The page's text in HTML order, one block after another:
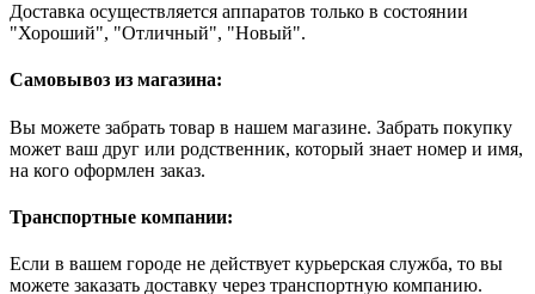
Доставка осуществляется аппаратов только в состоянии
"Хороший", "Отличный", "Новый".
Самовывоз из магазина:
Вы можете забрать товар в нашем магазине. Забрать покупку
может ваш друг или родственник, который знает номер и имя,
на кого оформлен заказ.
Транспортные компании:
Если в вашем городе не действует курьерская служба, то вы
можете заказать доставку через транспортную компанию.